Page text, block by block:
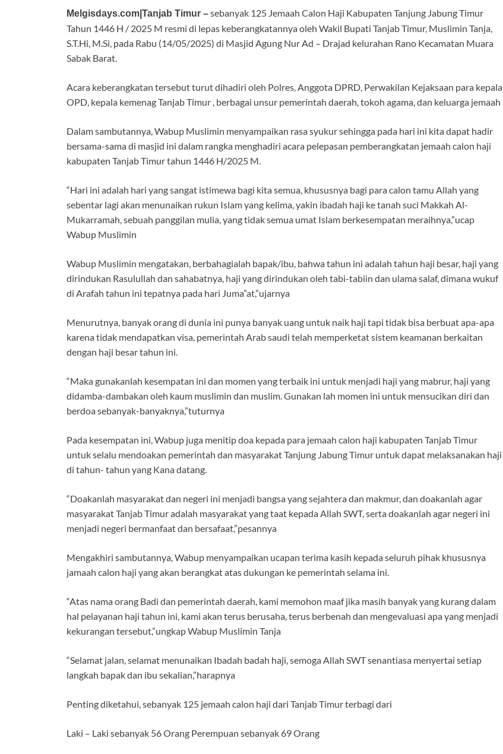
b
o
o
s
A
p
gr
a
er a
ds
Melgisdays.com|Tanjab Timur –sebanyak 125 Jemaah Calon Haji Kabupaten Tanjung Jabung Timur
Tahun 1446 H / 2025 M resmi di lepas keberangkatannya oleh Wakil Bupati Tanjab Timur, Muslimin Tanja,
S.T.Hi, M.Si, pada Rabu (14/05/2025) di Masjid Agung Nur Ad – Drajad kelurahan Rano Kecamatan Muara
Sabak Barat.
Acara keberangkatan tersebut turut dihadiri oleh Polres, Anggota DPRD, Perwakilan Kejaksaan para kepala
OPD, kepala kemenag Tanjab Timur , berbagai unsur pemerintah daerah, tokoh agama, dan keluarga jemaah
Dalam sambutannya, Wabup Muslimin menyampaikan rasa syukur sehingga pada hari ini kita dapat hadir
bersama-sama di masjid ini dalam rangka menghadiri acara pelepasan pemberangkatan jemaah calon haji
kabupaten Tanjab Timur tahun 1446 H/2025 M.
“Hari ini adalah hari yang sangat istimewa bagi kita semua, khususnya bagi para calon tamu Allah yang
sebentar lagi akan menunaikan rukun Islam yang kelima, yakin ibadah haji ke tanah suci Makkah Al-
Mukarramah, sebuah panggilan mulia, yang tidak semua umat Islam berkesempatan meraihnya,”ucap
Wabup Muslimin
Wabup Muslimin mengatakan, berbahagialah bapak/ibu, bahwa tahun ini adalah tahun haji besar, haji yang
dirindukan Rasulullah dan sahabatnya, haji yang dirindukan oleh tabi-tabiin dan ulama salaf, dimana wukuf
di Arafah tahun ini tepatnya pada hari Juma”at,”ujarnya
Menurutnya, banyak orang di dunia ini punya banyak uang untuk naik haji tapi tidak bisa berbuat apa-apa
karena tidak mendapatkan visa, pemerintah Arab saudi telah memperketat sistem keamanan berkaitan
dengan haji besar tahun ini.
“Maka gunakanlah kesempatan ini dan momen yang terbaik ini untuk menjadi haji yang mabrur, haji yang
didamba-dambakan oleh kaum muslimin dan muslim. Gunakan lah momen ini untuk mensucikan diri dan
berdoa sebanyak-banyaknya,”tuturnya
Pada kesempatan ini, Wabup juga menitip doa kepada para jemaah calon haji kabupaten Tanjab Timur
untuk selalu mendoakan pemerintah dan masyarakat Tanjung Jabung Timur untuk dapat melaksanakan haji
di tahun- tahun yang Kana datang.
“Doakanlah masyarakat dan negeri ini menjadi bangsa yang sejahtera dan makmur, dan doakanlah agar
masyarakat Tanjab Timur adalah masyarakat yang taat kepada Allah SWT, serta doakanlah agar negeri ini
menjadi negeri bermanfaat dan bersafaat,”pesannya
Mengakhiri sambutannya, Wabup menyampaikan ucapan terima kasih kepada seluruh pihak khususnya
jamaah calon haji yang akan berangkat atas dukungan ke pemerintah selama ini.
“Atas nama orang Badi dan pemerintah daerah, kami memohon maaf jika masih banyak yang kurang dalam
hal pelayanan haji tahun ini, kami akan terus berusaha, terus berbenah dan mengevaluasi apa yang menjadi
kekurangan tersebut,”ungkap Wabup Muslimin Tanja
“Selamat jalan, selamat menunaikan Ibadah badah haji, semoga Allah SWT senantiasa menyertai setiap
langkah bapak dan ibu sekalian,”harapnya
Penting diketahui, sebanyak 125 jemaah calon haji dari Tanjab Timur terbagi dari
Laki – Laki sebanyak 56 Orang Perempuan sebanyak 69 Orang